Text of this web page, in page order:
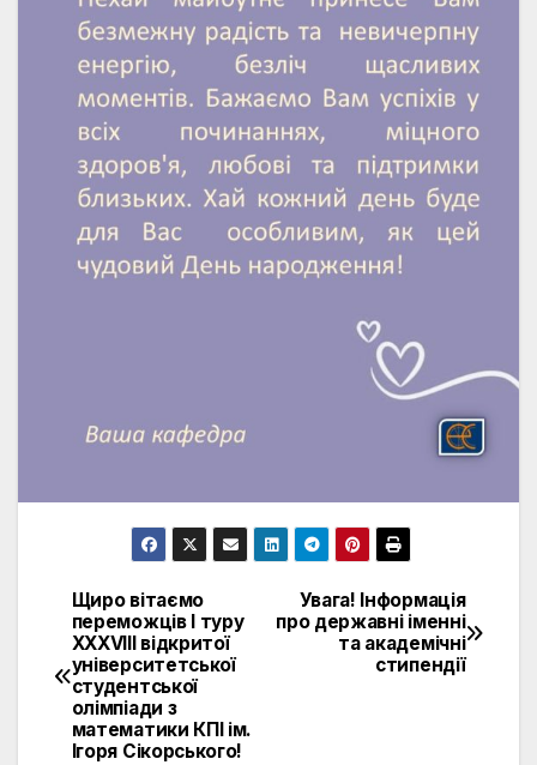
Навігація
записів
Увага! Інформація
про державні іменні
та академічні
стипендії
Щиро вітаємо
переможців I туру
XXXVIII відкритої
університетської
студентської
олімпіади з
математики КПІ ім.
Ігоря Сікорського!